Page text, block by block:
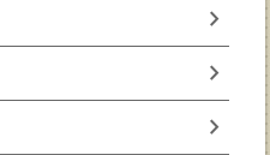
chevron_right
chevron_right
chevron_right